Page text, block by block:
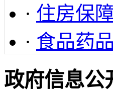
· 住房保
· 食品药
政府信息公